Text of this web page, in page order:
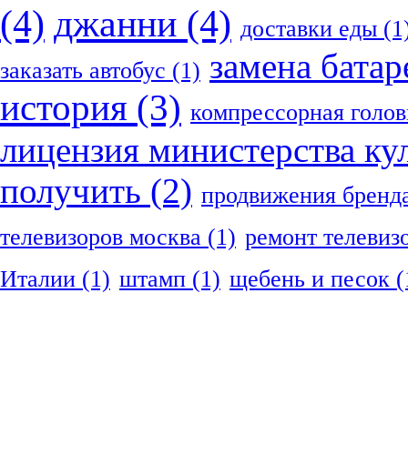
(4) джанни (4) доставки еды
заказать автобус (1) замена
история (3) компрессорная
лицензия министерства
получить (2) продвижения
телевизоров москва (1) ремонт
Италии (1) штамп (1) щебень и песок